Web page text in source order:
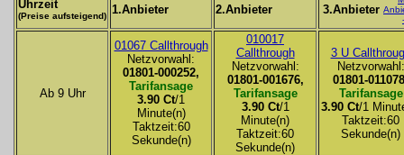
Uhrzeit
(Preise aufsteigend) 1.Anbieter 2.Anbieter 3.Anbieter
Ab 9 Uhr
01067 Callthrough
Netzvorwahl:
01801-000252,
Tarifansage
3.90 Ct/1
Minute(n)
Taktzeit:60
Sekunde(n)
010017
Callthrough
Netzvorwahl:
01801-001676,
Tarifansage
3.90 Ct/1
Minute(n)
Taktzeit:60
Sekunde(n)
3 U
Netzvorwahl:
01801-
Tarifansage
3.90 Ct/1
Taktzeit:60
Sekunde(n)